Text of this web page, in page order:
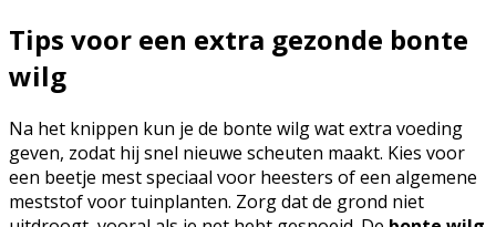
Tips voor een extra gezonde bonte
wilg
Na het knippen kun je de bonte wilg wat extra voeding
geven, zodat hij snel nieuwe scheuten maakt. Kies voor
een beetje mest speciaal voor heesters of een algemene
meststof voor tuinplanten. Zorg dat de grond niet